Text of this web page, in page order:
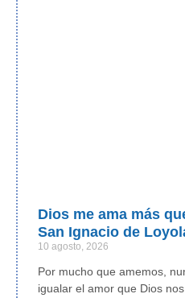
Dios me ama más
San Ignacio de
10 agosto, 2026
Por mucho que amemos,
igualar el amor que Dios